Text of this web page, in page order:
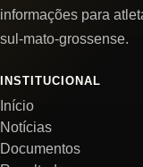
informações para
sul-mato-grossense.
INSTITUCIONAL
Início
Notícias
Documentos